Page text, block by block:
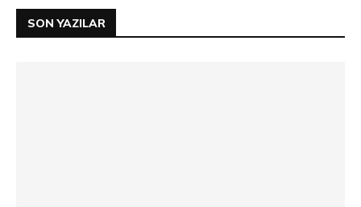
SON YAZILAR